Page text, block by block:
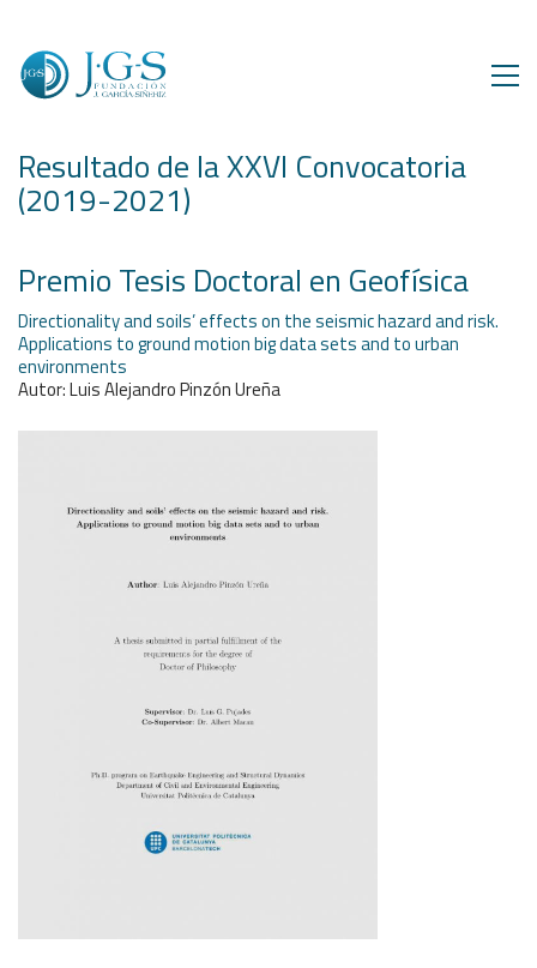
Resultado de la XXVI Convocatoria
(2019-2021)
Premio Tesis Doctoral en Geofísica
Directionality and soils’ effects on the seismic hazard and risk.
Applications to ground motion big data sets and to urban
environments
Autor: Luis Alejandro Pinzón Ureña